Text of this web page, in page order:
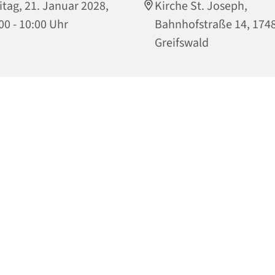
21. Januar 2028,
- 10:00 Uhr
Kirche St. Joseph,
Bahnhofstraße 14,
Greifswald